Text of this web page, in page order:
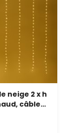
neige 2 x h
câble